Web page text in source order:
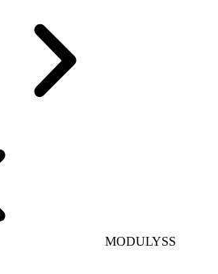
MODULYSS